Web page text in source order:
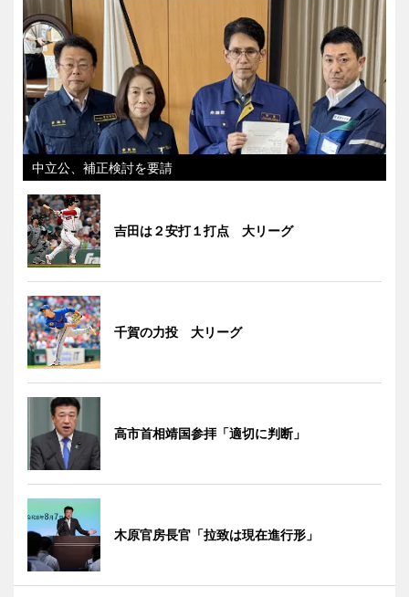
中立公、補正検討を要請
吉田は２安打１打点 大リーグ
千賀の力投 大リーグ
高市首相靖国参拝「適切に判断」
木原官房長官「拉致は現在進行形」